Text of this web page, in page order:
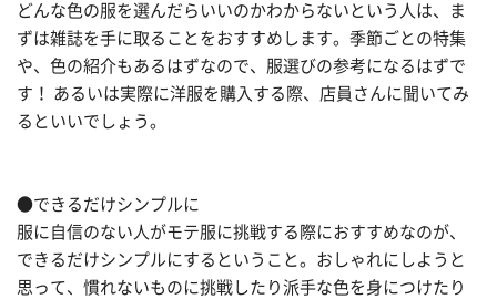
どんな色の服を選んだらいいのかわからないという人は、ま
ずは雑誌を手に取ることをおすすめします。季節ごとの特集
や、色の紹介もあるはずなので、服選びの参考になるはずで
す！ あるいは実際に洋服を購入する際、店員さんに聞いてみ
るといいでしょう。
●できるだけシンプルに
服に自信のない人がモテ服に挑戦する際におすすめなのが、
できるだけシンプルにするということ。おしゃれにしようと
思って、慣れないものに挑戦したり派手な色を身につけたり